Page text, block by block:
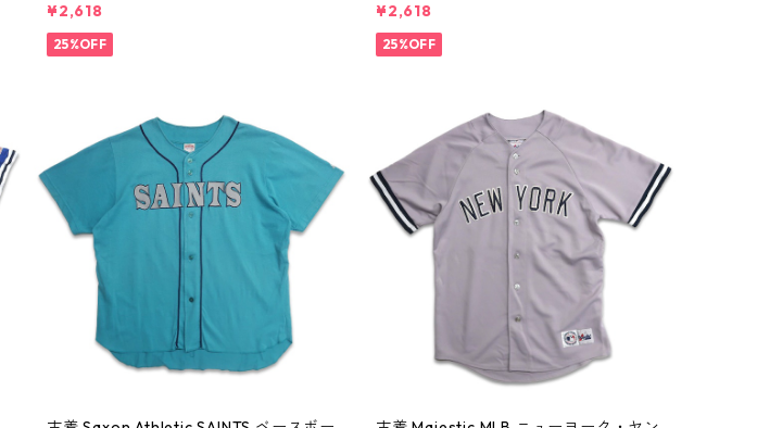
¥2,618
25%OFF
¥2,618
25%OFF